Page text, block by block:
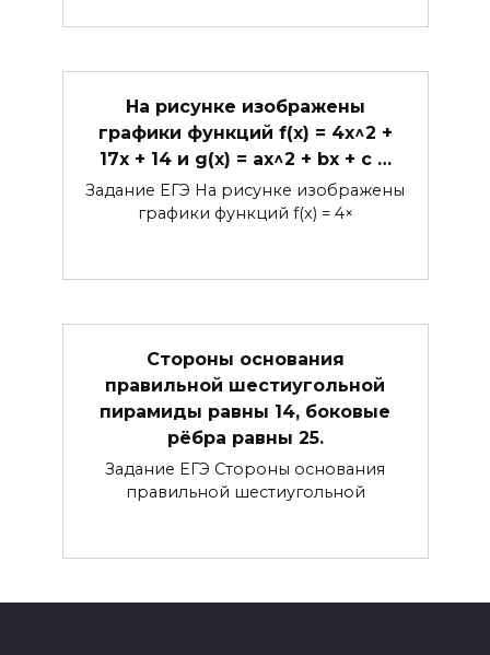
На рисунке изображены
графики функций f(x) = 4x^2 +
17x + 14 и g(x) = ax^2 + bx + c …
Задание ЕГЭ На рисунке изображены
графики функций f(x) = 4×
Стороны основания
правильной шестиугольной
пирамиды равны 14, боковые
рёбра равны 25.
Задание ЕГЭ Стороны основания
правильной шестиугольной